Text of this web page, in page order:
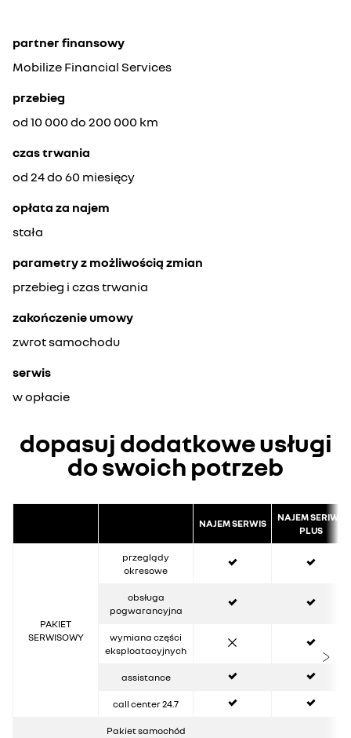
partner finansowy
Mobilize Financial Services
przebieg
od 10 000 do 200 000 km
czas trwania
od 24 do 60 miesięcy
opłata za najem
stała
parametry z możliwością zmian
przebieg i czas trwania
zakończenie umowy
zwrot samochodu
serwis
w opłacie
dopasuj dodatkowe usługi
do swoich potrzeb
NAJEM SERWIS
NAJEM SERIWS
PLUS
PAKIET
SERWISOWY
przeglądy
okresowe
obsługa
pogwarancyjna
wymiana części
eksploatacyjnych
assistance
call center 24.7
Pakiet samochód